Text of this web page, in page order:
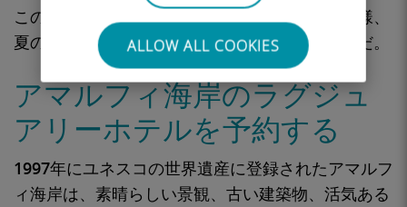
ALLOW ALL COOKIES
このホテルは、アマルフィ海岸の他の場所と同様、
夏の観光には数ヶ月前から予約するのがベストだ。
アマルフィ海岸のラグジュ
アリーホテルを予約する
1997年にユネスコの世界遺産に登録されたアマルフ
ィ海岸は、素晴らしい景観、古い建築物、活気ある